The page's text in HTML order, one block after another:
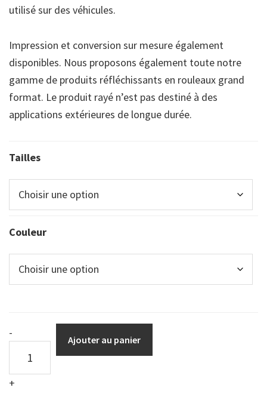
utilisé sur des véhicules.
Impression et conversion sur mesure également
disponibles. Nous proposons également toute notre
gamme de produits réfléchissants en rouleaux grand
format. Le produit rayé n’est pas destiné à des
applications extérieures de longue durée.
Tailles
Couleur
Ruban
qualité
-
+
Ajouter au panier